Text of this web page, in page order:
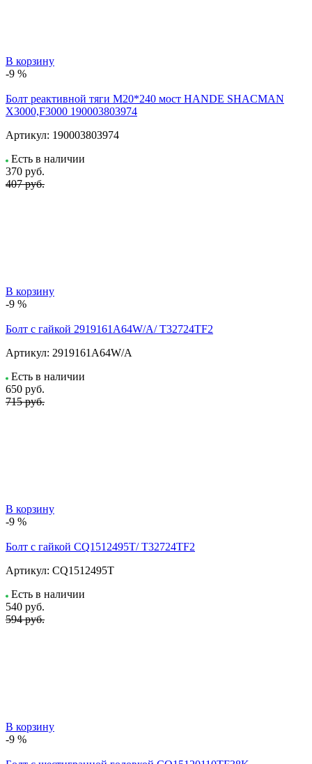
В корзину
-9 %
Болт реактивной тяги М20*240 мост HANDE SHACMAN
X3000,F3000 190003803974
Артикул: 190003803974
Есть в наличии
370 руб.
407 руб.
В корзину
-9 %
Болт с гайкой 2919161A64W/A/ T32724TF2
Артикул: 2919161A64W/A
Есть в наличии
650 руб.
715 руб.
В корзину
-9 %
Болт с гайкой CQ1512495T/ T32724TF2
Артикул: CQ1512495T
Есть в наличии
540 руб.
594 руб.
В корзину
-9 %